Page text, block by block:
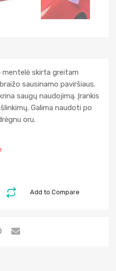
mentelė skirta greitam
sausinamo paviršiaus.
saugų naudojimą. Įrankis
Galima naudoti po
oru.
Add to Compare